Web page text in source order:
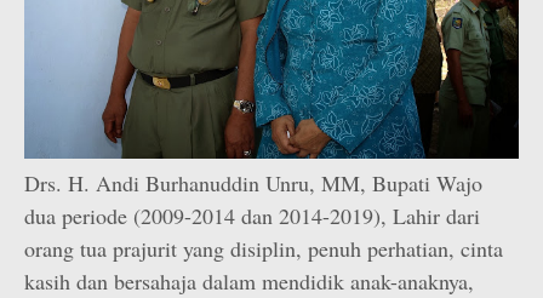
Drs. H. Andi Burhanuddin Unru, MM, Bupati Wajo
dua periode (2009-2014 dan 2014-2019), Lahir dari
orang tua prajurit yang disiplin, penuh perhatian, cinta
kasih dan bersahaja dalam mendidik anak-anaknya,